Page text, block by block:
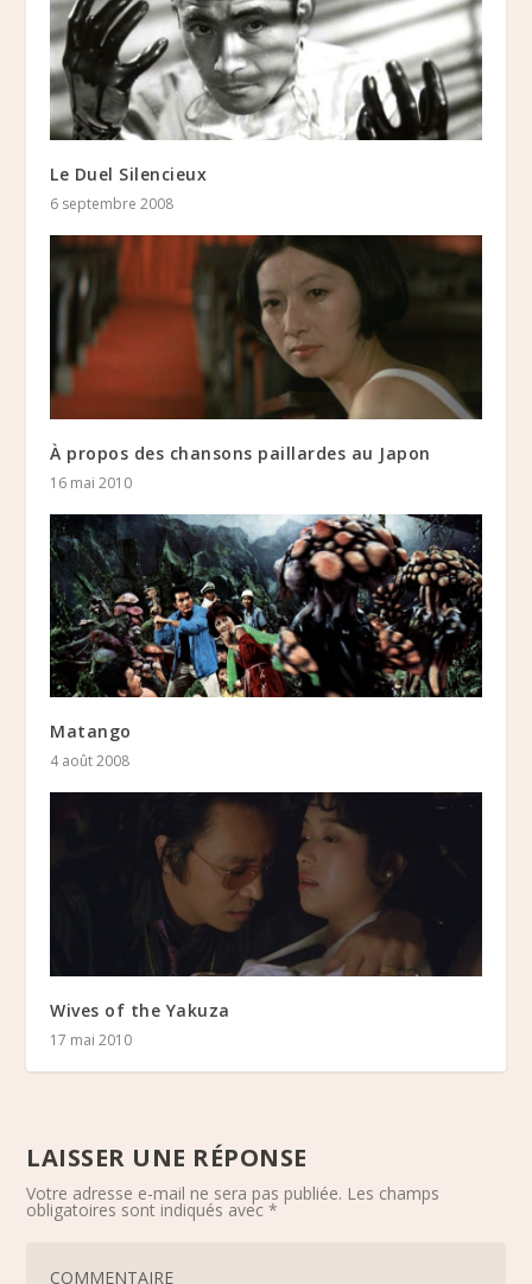
Le Duel Silencieux
6 septembre 2008
À propos des chansons paillardes au Japon
16 mai 2010
Matango
4 août 2008
Wives of the Yakuza
17 mai 2010
LAISSER UNE RÉPONSE
Votre adresse e-mail ne sera pas publiée. Les champs
obligatoires sont indiqués avec*